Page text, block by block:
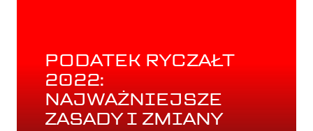
PODATEK RYCZAŁT
2022:
NAJWAŻNIEJSZE
ZASADY I ZMIANY